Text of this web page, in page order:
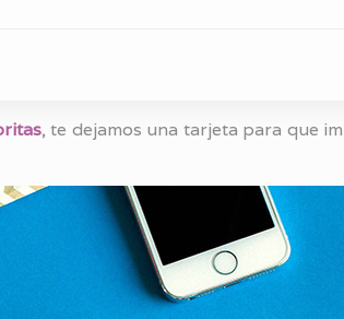
, te dejamos una tarjeta para que